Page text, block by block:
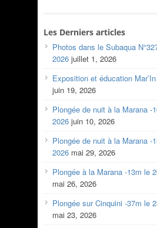
Les Derniers articles
Photos dans le Subaqua
2026 juillet 1, 2026
Exposition et éducation
juin 19, 2026
Plongée de nuit à la Marana -
2026 juin 10, 2026
Plongée de nuit à la Marana -
2026 mai 29, 2026
Plongée à la Marana -13m le
mai 26, 2026
Plongée sur Cinquini -37m le
mai 23, 2026